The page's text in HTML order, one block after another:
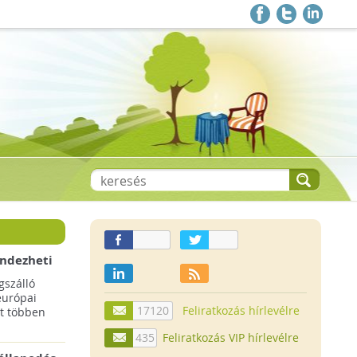
többen
17120
Feliratkozás hírlevélre
435
Feliratkozás VIP hírlevélre